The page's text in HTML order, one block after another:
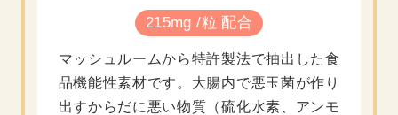
215mg /粒 配合
マッシュルームから特許製法で抽出した食
品機能性素材です。大腸内で悪玉菌が作り
出すからだに悪い物質（硫化水素、アンモ